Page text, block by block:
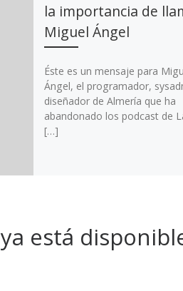
la importancia de
Miguel Ángel
Éste es un mensaje para
Ángel, el programador,
diseñador de Almería que ha
abandonado los podcast de
[…]
está